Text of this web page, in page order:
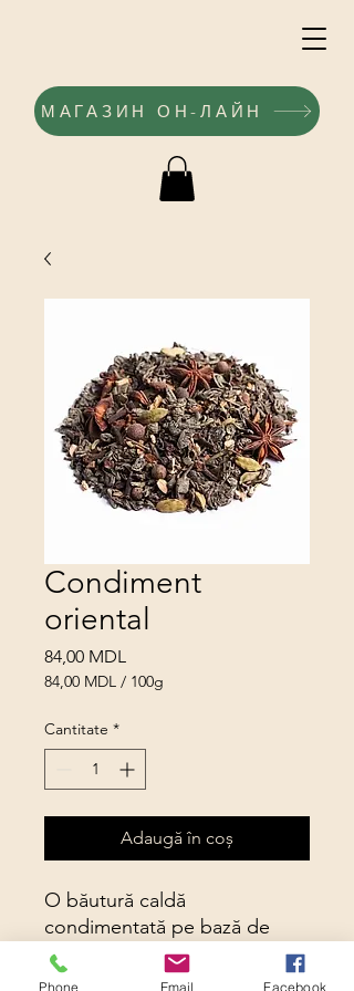
МАГАЗИН ОН-ЛАЙН
Condiment
oriental
84,00 MDL
84,00 MDL / 100g
per
100
Cantitate *
Adaugă în coș
O băutură caldă
condimentată pe bază de
ceai verde cu frunze mari Praf
de pușcă cu adaos de
Phone Email Facebook